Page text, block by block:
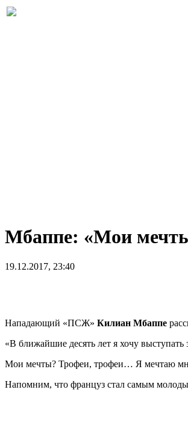
Мбаппе: «Мои
19.12.2017, 23:40
Нападающий «ПСЖ» Килиан Мбаппе
«В ближайшие десять лет я хочу
Мои мечты? Трофеи, трофеи… Я мечтаю
Напомним, что француз стал самым